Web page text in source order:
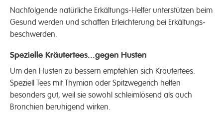
Nach­folgende natürliche Erkältungs-Helfer unterstützen beim
Gesund werden und schaffen Erleichter­ung bei Erkältungs­
beschwerden.
Spezielle Kräutertees...gegen Husten
Um den Husten zu bessern empfehlen sich Kräuter­tees.
Speziell Tees mit Thymian oder Spitz­wegerich helfen
besonders gut, weil sie sowohl schleim­lösend als auch
Bronchien beruhigend wirken.